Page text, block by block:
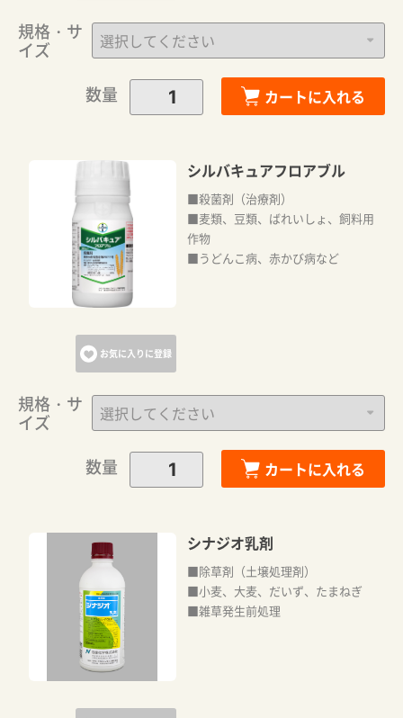
規格・サ
イズ
数量
カートに入れる
お気に入りに登録
シルバキュアフロアブル
■殺菌剤（治療剤）
■麦類、豆類、ばれいしょ、飼料用
作物
■うどんこ病、赤かび病など
規格・サ
イズ
数量
カートに入れる
シナジオ乳剤
■除草剤（土壌処理剤）
■小麦、大麦、だいず、たまねぎ
■雑草発生前処理